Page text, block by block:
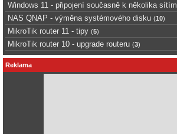
Windows 11 - připojení současně k několika sítím
NAS QNAP - výměna systémového disku (10)
MikroTik router 11 - tipy (5)
MikroTik router 10 - upgrade routeru (3)
Reklama